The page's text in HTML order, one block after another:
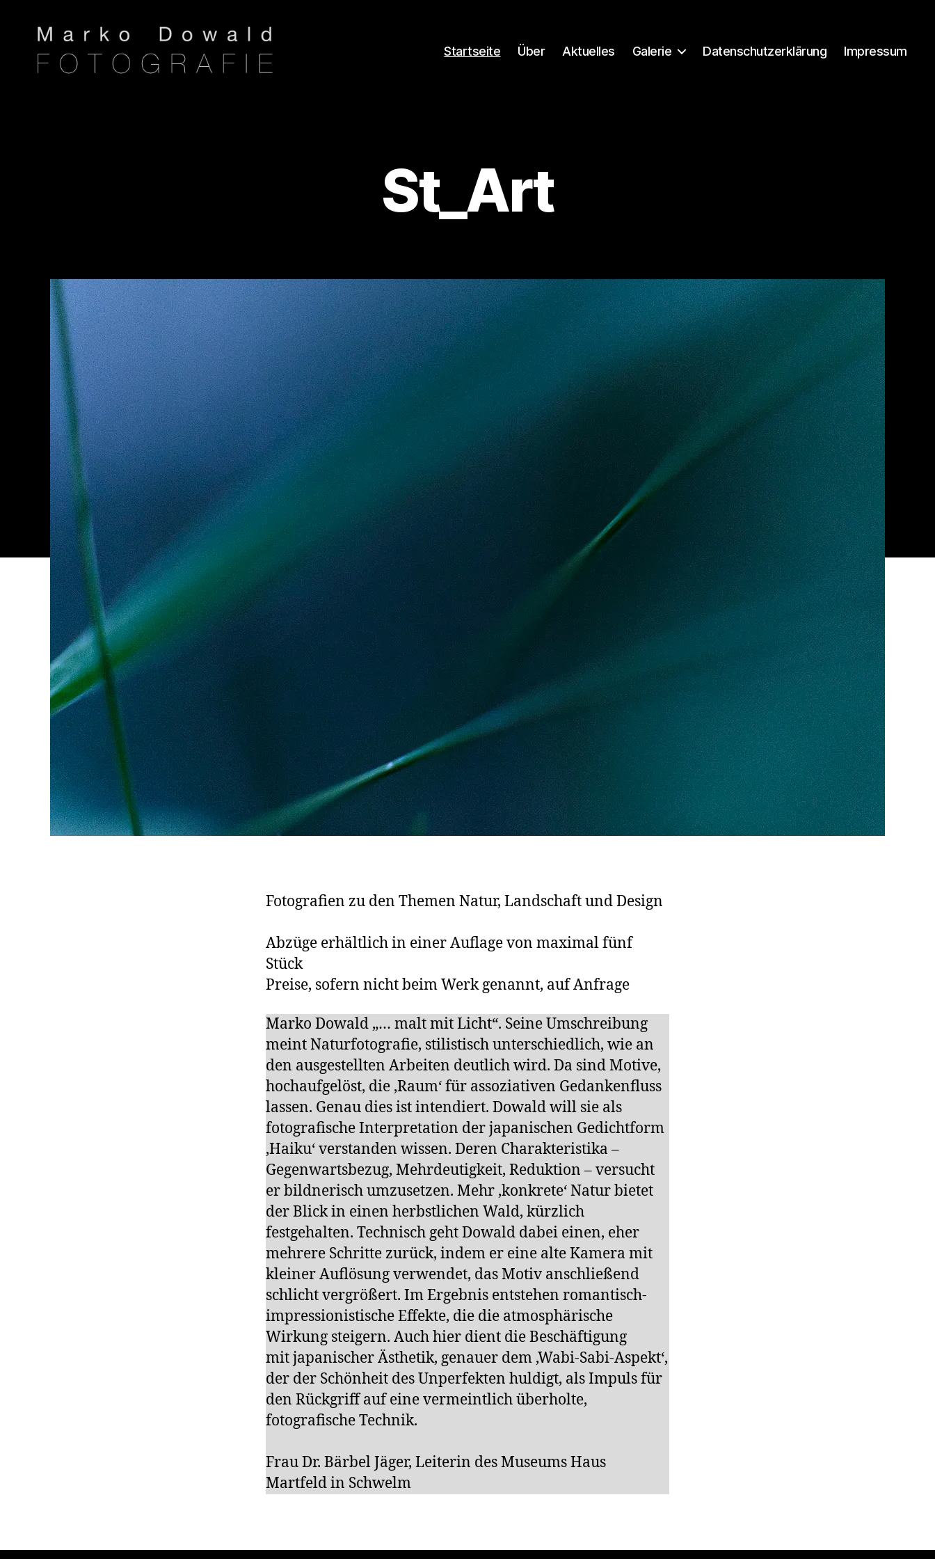
Startseite Über Aktuelles Galerie Datenschutzerklärung Impressum
St_Art
Fotografien zu den Themen Natur, Landschaft und Design
Abzüge erhältlich in einer Auflage von maximal fünf
Stück
Preise, sofern nicht beim Werk genannt, auf Anfrage
Marko Dowald „… malt mit Licht“. Seine Umschreibung
meint Naturfotografie, stilistisch unterschiedlich, wie an
den ausgestellten Arbeiten deutlich wird. Da sind Motive,
hochaufgelöst, die ‚Raum‘ für assoziativen Gedankenfluss
lassen. Genau dies ist intendiert. Dowald will sie als
fotografische Interpretation der japanischen Gedichtform
‚Haiku‘ verstanden wissen. Deren Charakteristika –
Gegenwartsbezug, Mehrdeutigkeit, Reduktion – versucht
er bildnerisch umzusetzen. Mehr ‚konkrete‘ Natur bietet
der Blick in einen herbstlichen Wald, kürzlich
festgehalten. Technisch geht Dowald dabei einen, eher
mehrere Schritte zurück, indem er eine alte Kamera mit
kleiner Auflösung verwendet, das Motiv anschließend
schlicht vergrößert. Im Ergebnis entstehen romantisch-
impressionistische Effekte, die die atmosphärische
Wirkung steigern. Auch hier dient die Beschäftigung
mit japanischer Ästhetik, genauer dem ‚Wabi-Sabi-Aspekt‘,
der der Schönheit des Unperfekten huldigt, als Impuls für
den Rückgriff auf eine vermeintlich überholte,
fotografische Technik.
Frau Dr. Bärbel Jäger, Leiterin des Museums Haus
Martfeld in Schwelm